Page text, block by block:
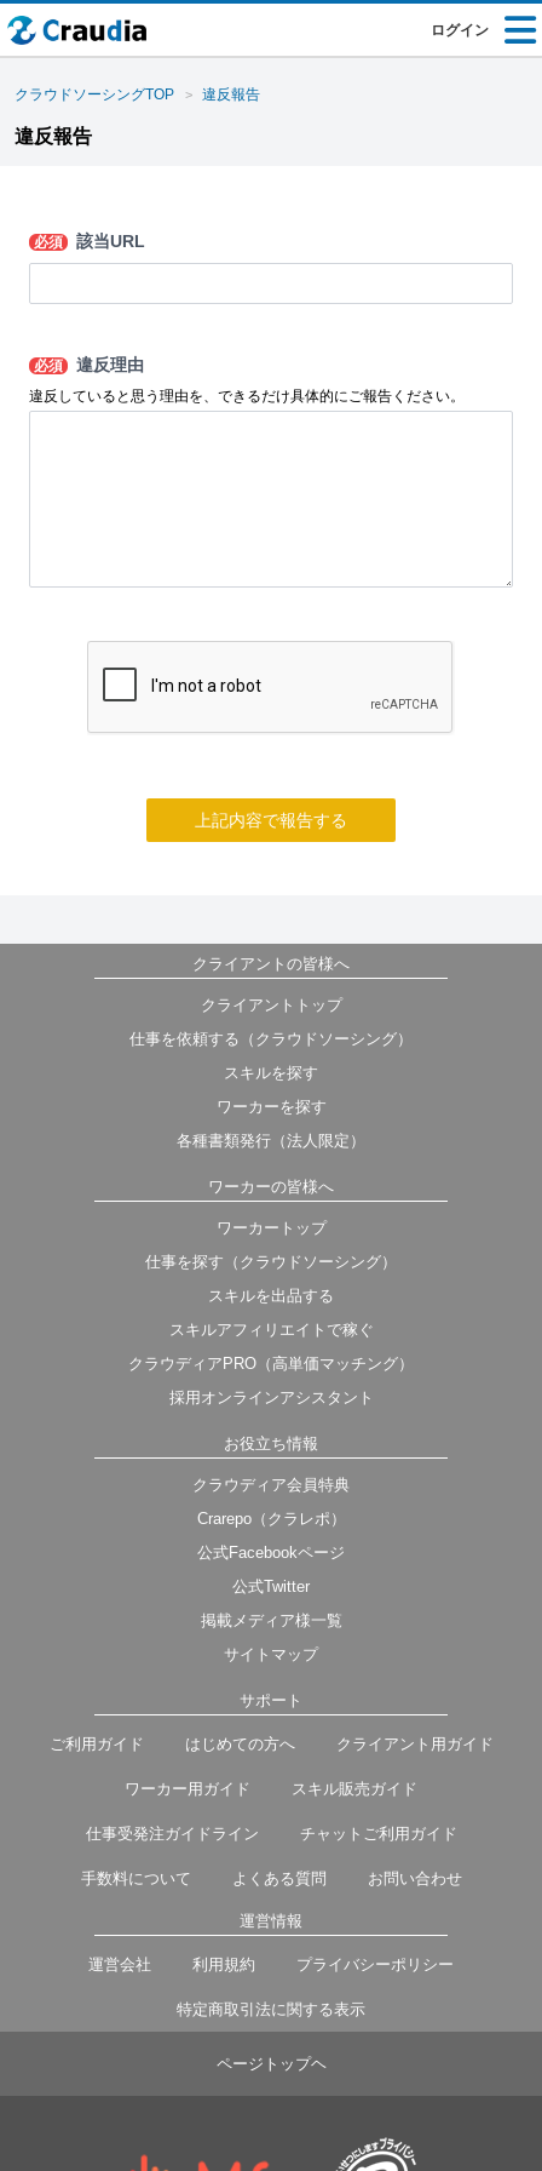
ログイン
クラウドソーシングTOP 違反報告
違反報告
必須 該当URL
必須 違反理由
違反していると思う理由を、できるだけ具体的にご報告ください。
上記内容で報告する
クライアントの皆様へ
クライアントトップ
仕事を依頼する（クラウドソーシング）
スキルを探す
ワーカーを探す
各種書類発行（法人限定）
ワーカーの皆様へ
ワーカートップ
仕事を探す（クラウドソーシング）
スキルを出品する
スキルアフィリエイトで稼ぐ
クラウディアPRO（高単価マッチング）
採用オンラインアシスタント
お役立ち情報
クラウディア会員特典
Crarepo（クラレポ）
公式Facebookページ
公式Twitter
掲載メディア様一覧
サイトマップ
サポート
ご利用ガイド はじめての方へ クライアント用ガイド
ワーカー用ガイド スキル販売ガイド
仕事受発注ガイドライン チャットご利用ガイド
手数料について よくある質問 お問い合わせ
運営情報
運営会社 利用規約 プライバシーポリシー
特定商取引法に関する表示
ページトップヘ